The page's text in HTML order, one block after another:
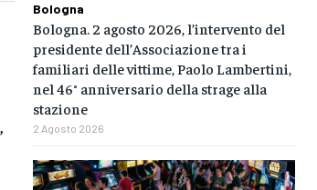
Bologna
Bologna. 2 agosto 2026, l’intervento del
presidente dell’Associazione tra i
familiari delle vittime, Paolo Lambertini,
nel 46° anniversario della strage alla
stazione
2 Agosto 2026